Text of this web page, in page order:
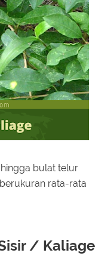
bulat telur
rata-rata
/ Kaliage